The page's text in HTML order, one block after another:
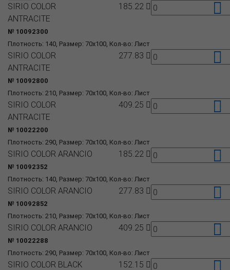
Плотность: 140, Размер: 70x100, Кол-во: Лист
SIRIO COLOR
ANTRACITE
№ 10092300
185.22
Плотность: 210, Размер: 70x100, Кол-во: Лист
SIRIO COLOR
ANTRACITE
№ 10092800
277.83
Плотность: 290, Размер: 70x100, Кол-во: Лист
SIRIO COLOR
ANTRACITE
№ 10022200
409.25
Плотность: 140, Размер: 70x100, Кол-во: Лист
SIRIO COLOR ARANCIO
№ 10092352
185.22
Плотность: 210, Размер: 70x100, Кол-во: Лист
SIRIO COLOR ARANCIO
№ 10092852
277.83
Плотность: 290, Размер: 70x100, Кол-во: Лист
SIRIO COLOR ARANCIO
№ 10022288
409.25
SIRIO COLOR BLACK 152.15